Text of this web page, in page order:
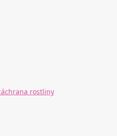
rostliny